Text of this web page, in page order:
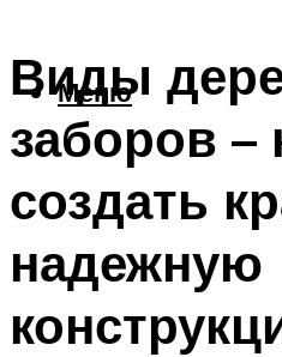
Меню
Виды
заборов –
создать
надежную